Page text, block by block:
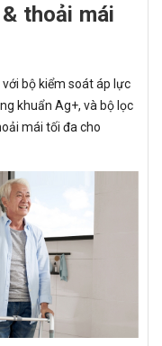
thoải mái
bộ kiểm soát áp lực
khuẩn Ag+, và bộ lọc
mái tối đa cho